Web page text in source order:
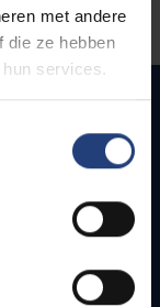
met andere
die ze hebben
services.